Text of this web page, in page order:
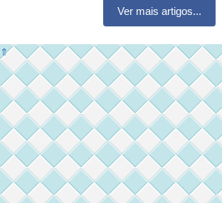
Ver mais artigos...
⇑